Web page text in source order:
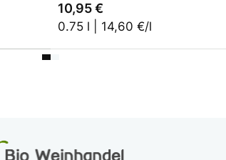
10,95 €
0.75 l | 14,60 €/l